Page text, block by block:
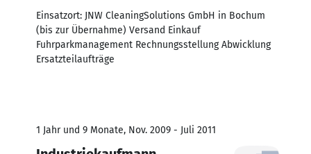
Einsatzort: JNW CleaningSolutions GmbH in Bochum
(bis zur Übernahme) Versand Einkauf
Fuhrparkmanagement Rechnungsstellung Abwicklung
Ersatzteilaufträge
1 Jahr und 9 Monate, Nov. 2009 - Juli 2011